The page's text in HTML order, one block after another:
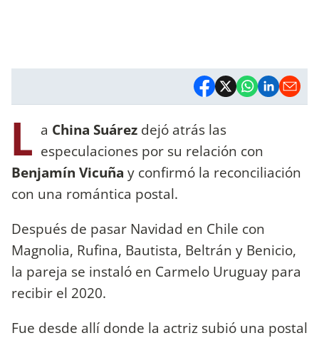
L a China Suárez dejó atrás las
especulaciones por su relación con
Benjamín Vicuña y confirmó la reconciliación
con una romántica postal.
Después de pasar Navidad en Chile con
Magnolia, Rufina, Bautista, Beltrán y Benicio,
la pareja se instaló en Carmelo Uruguay para
recibir el 2020.
Fue desde allí donde la actriz subió una postal